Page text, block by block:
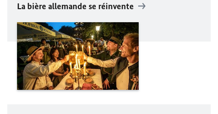
La bière allemande se réinvente